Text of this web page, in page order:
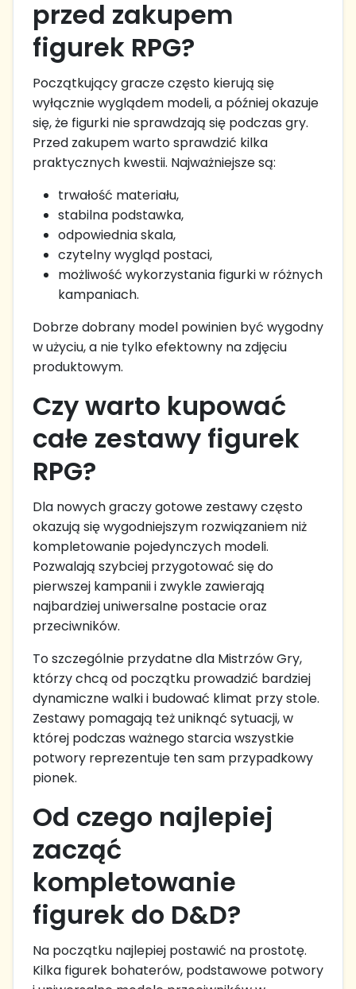
przed zakupem
figurek RPG?
Początkujący gracze często kierują się
wyłącznie wyglądem modeli, a później okazuje
się, że figurki nie sprawdzają się podczas gry.
Przed zakupem warto sprawdzić kilka
praktycznych kwestii. Najważniejsze są:
trwałość materiału,
stabilna podstawka,
odpowiednia skala,
czytelny wygląd postaci,
możliwość wykorzystania figurki w różnych
kampaniach.
Dobrze dobrany model powinien być wygodny
w użyciu, a nie tylko efektowny na zdjęciu
produktowym.
Czy warto kupować
całe zestawy figurek
RPG?
Dla nowych graczy gotowe zestawy często
okazują się wygodniejszym rozwiązaniem niż
kompletowanie pojedynczych modeli.
Pozwalają szybciej przygotować się do
pierwszej kampanii i zwykle zawierają
najbardziej uniwersalne postacie oraz
przeciwników.
To szczególnie przydatne dla Mistrzów Gry,
którzy chcą od początku prowadzić bardziej
dynamiczne walki i budować klimat przy stole.
Zestawy pomagają też uniknąć sytuacji, w
której podczas ważnego starcia wszystkie
potwory reprezentuje ten sam przypadkowy
pionek.
Od czego najlepiej
zacząć
kompletowanie
figurek do D&D?
Na początku najlepiej postawić na prostotę.
Kilka figurek bohaterów, podstawowe potwory